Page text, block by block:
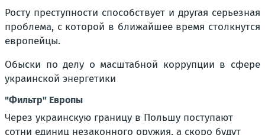
Росту преступности способствует и другая серьезная
проблема, с которой в ближайшее время столкнутся
европейцы.
Обыски по делу о масштабной коррупции в сфере
украинской энергетики
"Фильтр" Европы
Через украинскую границу в Польшу поступают
сотни единиц незаконного оружия, а скоро будут